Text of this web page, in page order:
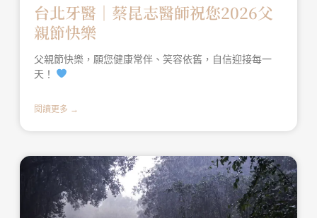
台北牙醫│蔡昆志醫師祝您2026父
親節快樂
父親節快樂，願您健康常伴、笑容依舊，自信迎接每一
天！
閱讀更多 →